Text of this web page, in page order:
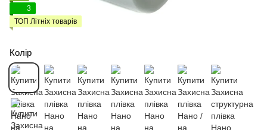
3
ТОП Літніх товарів
Колір